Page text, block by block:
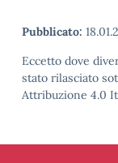
Pubblicato:
Eccetto dove
stato rilasciato
Attribuzione 4.0